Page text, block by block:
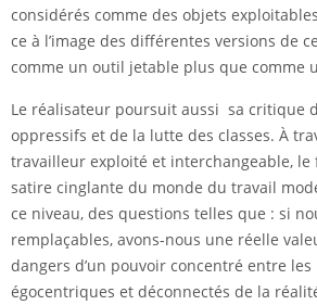
considérés comme des objets
ce à l’image des différentes versions de
comme un outil jetable plus que comme
Le réalisateur poursuit aussi sa critique
oppressifs et de la lutte des classes. À
travailleur exploité et interchangeable, le
satire cinglante du monde du travail
ce niveau, des questions telles que : si
remplaçables, avons-nous une réelle
dangers d’un pouvoir concentré entre
égocentriques et déconnectés de la